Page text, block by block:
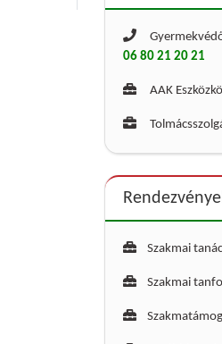
06 80 21 20 21
AAK
Szakmai
Szakmai